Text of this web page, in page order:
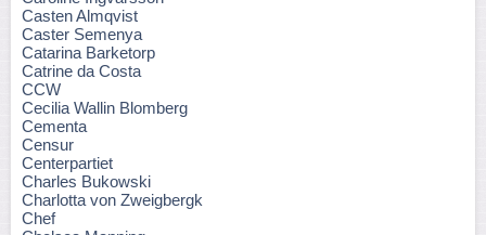
Casten Almqvist
Caster Semenya
Catarina Barketorp
Catrine da Costa
CCW
Cecilia Wallin Blomberg
Cementa
Censur
Centerpartiet
Charles Bukowski
Charlotta von Zweigbergk
Chef